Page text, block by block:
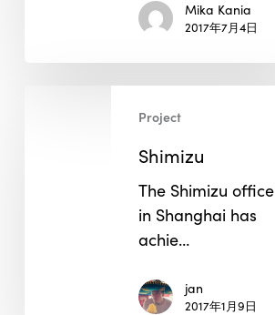
Mika Kania
2017年7月4日
Project
Shimizu
The Shimizu office
in Shanghai has
achie…
jan
2017年1月9日